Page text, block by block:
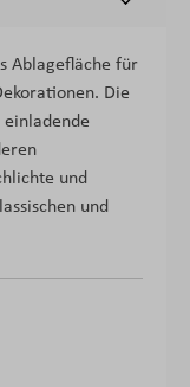
Ablagefläche für
Die
und
und